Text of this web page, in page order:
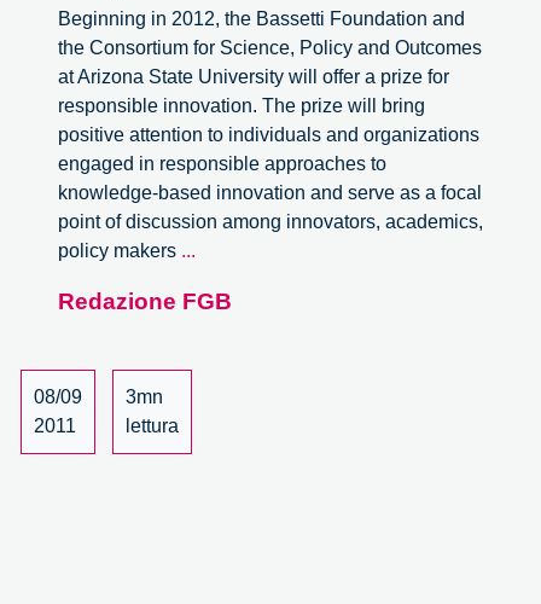
Beginning in 2012, the Bassetti Foundation and
the Consortium for Science, Policy and Outcomes
at Arizona State University will offer a prize for
responsible innovation. The prize will bring
positive attention to individuals and organizations
engaged in responsible approaches to
knowledge-based innovation and serve as a focal
point of discussion among innovators, academics,
policy makers ...
Prize
Redazione FGB
08/09
2011
3mn
lettura